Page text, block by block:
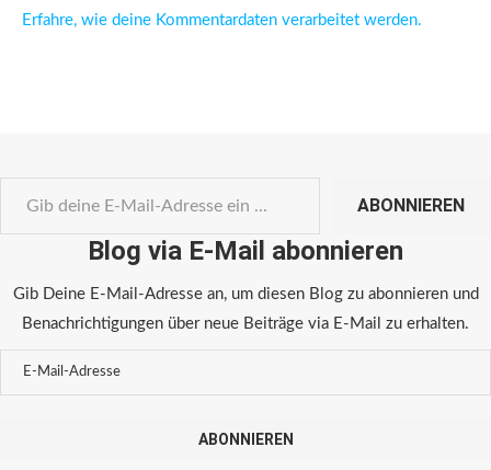
Erfahre, wie deine Kommentardaten verarbeitet werden.
ABONNIEREN
Blog via E-Mail abonnieren
Gib Deine E-Mail-Adresse an, um diesen Blog zu abonnieren und
Benachrichtigungen über neue Beiträge via E-Mail zu erhalten.
ABONNIEREN